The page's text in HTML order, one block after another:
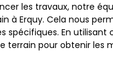
les travaux, notre
à Erquy. Cela nous
spécifiques. En
terrain pour obtenir les